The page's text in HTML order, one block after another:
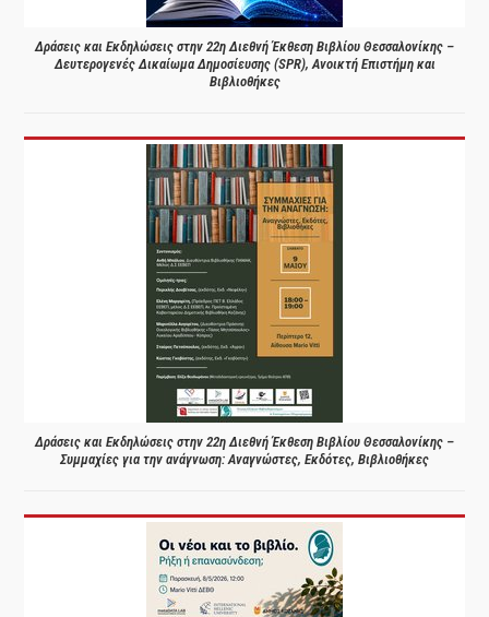
Δράσεις και Εκδηλώσεις στην 22η Διεθνή Έκθεση Βιβλίου Θεσσαλονίκης –
Δευτερογενές Δικαίωμα Δημοσίευσης (SPR), Ανοικτή Επιστήμη και
Βιβλιοθήκες
Δράσεις και Εκδηλώσεις στην 22η Διεθνή Έκθεση Βιβλίου Θεσσαλονίκης –
Συμμαχίες για την ανάγνωση: Αναγνώστες, Εκδότες, Βιβλιοθήκες